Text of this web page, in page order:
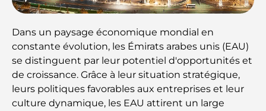
Dans un paysage économique mondial en
constante évolution, les Émirats arabes unis (EAU)
se distinguent par leur potentiel d'opportunités et
de croissance. Grâce à leur situation stratégique,
leurs politiques favorables aux entreprises et leur
culture dynamique, les EAU attirent un large